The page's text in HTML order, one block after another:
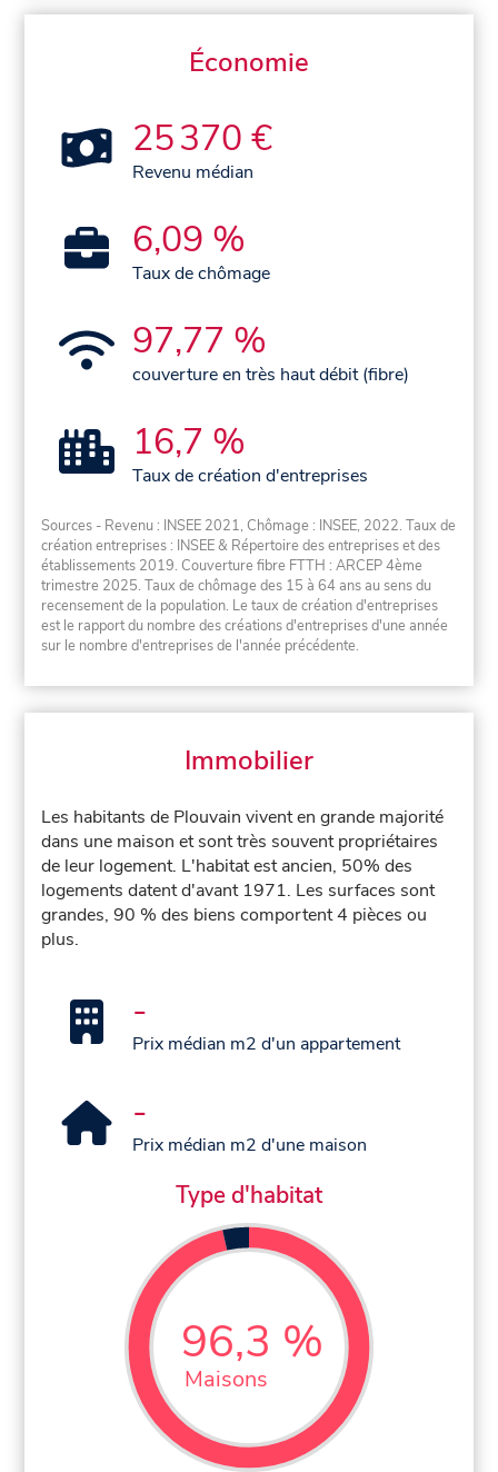
Économie
25 370 €
Revenu médian
6,09 %
Taux de chômage
97,77 %
couverture en très haut débit (fibre)
16,7 %
Taux de création d'entreprises
Sources - Revenu : INSEE 2021, Chômage : INSEE, 2022. Taux de
création entreprises : INSEE & Répertoire des entreprises et des
établissements 2019. Couverture fibre FTTH : ARCEP 4ème
trimestre 2025. Taux de chômage des 15 à 64 ans au sens du
recensement de la population. Le taux de création d'entreprises
est le rapport du nombre des créations d'entreprises d'une année
sur le nombre d'entreprises de l'année précédente.
Immobilier
Les habitants de Plouvain vivent en grande majorité
dans une maison et sont très souvent propriétaires
de leur logement. L'habitat est ancien, 50% des
logements datent d'avant 1971. Les surfaces sont
grandes, 90 % des biens comportent 4 pièces ou
plus.
-
Prix médian m2 d'un appartement
-
Prix médian m2 d'une maison
Type d'habitat
96,3 %
Maisons